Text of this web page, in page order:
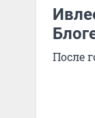
После